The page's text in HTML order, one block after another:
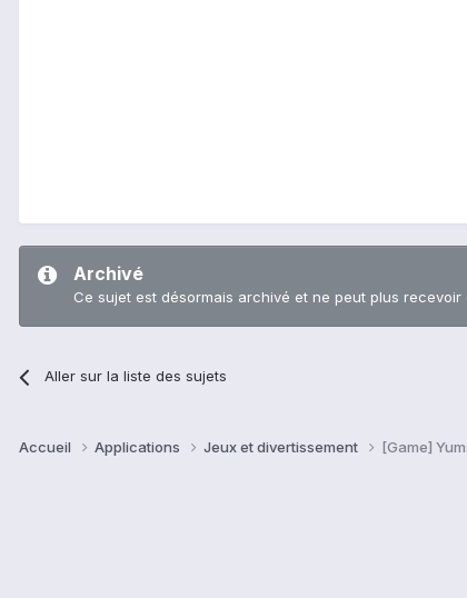
Archivé
Ce sujet est désormais archivé et ne peut plus recevoir
Aller sur la liste des sujets
Accueil Applications Jeux et divertissement [Game]